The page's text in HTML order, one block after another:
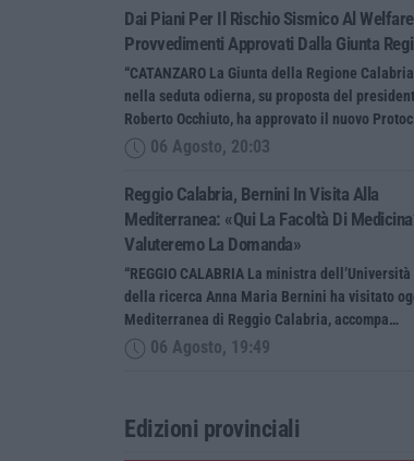
Dai Piani Per Il Rischio Sismico Al
Provvedimenti Approvati Dalla Giunta
“CATANZARO La Giunta della Regione
nella seduta odierna, su proposta del
Roberto Occhiuto, ha approvato il nuovo
06 Agosto, 20:03
Reggio Calabria, Bernini In Visita Alla
Mediterranea: «Qui La Facoltà Di
Valuteremo La Domanda»
“REGGIO CALABRIA La ministra dell’Università
della ricerca Anna Maria Bernini ha visitato
Mediterranea di Reggio Calabria, accompa…
06 Agosto, 19:49
Edizioni provinciali